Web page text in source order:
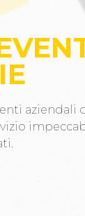
aziendali